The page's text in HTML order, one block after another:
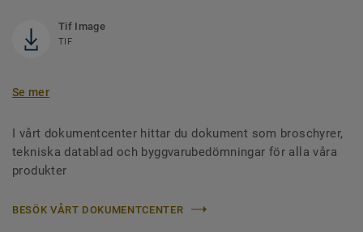
Tif Image
TIF
Se mer
I vårt dokumentcenter hittar du dokument som broschyrer,
tekniska datablad och byggvarubedömningar för alla våra
produkter
BESÖK VÅRT DOKUMENTCENTER